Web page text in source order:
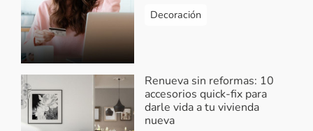
Decoración
Renueva sin reformas: 10
accesorios quick-fix para
darle vida a tu vivienda
nueva